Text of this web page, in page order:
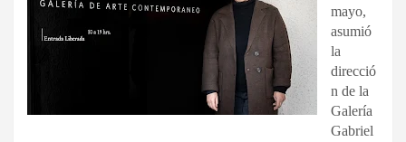
mayo,
asumió
la
direcció
n de la
Galería
Gabriel